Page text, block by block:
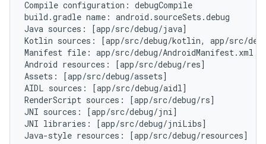
Compile configuration: debugCompile
build.gradle name: android.sourceSets.debug
Java sources: [app/src/debug/java]
Kotlin sources: [app/src/debug/kotlin, app/src/
Manifest file: app/src/debug/AndroidManifest.xml
Android resources: [app/src/debug/res]
Assets: [app/src/debug/assets]
AIDL sources: [app/src/debug/aidl]
RenderScript sources: [app/src/debug/rs]
JNI sources: [app/src/debug/jni]
JNI libraries: [app/src/debug/jniLibs]